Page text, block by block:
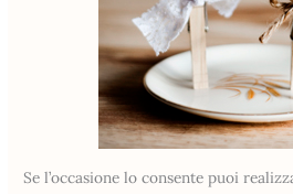
Se l’occasione lo consente puoi